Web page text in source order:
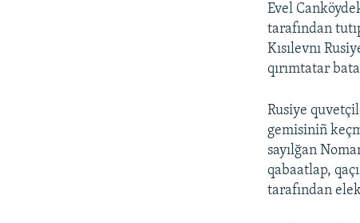
Evel
tarafından
Kısılevnı
qırımtatar
Rusiye
gemisiniñ
sayılğan
qabaatlap,
tarafından